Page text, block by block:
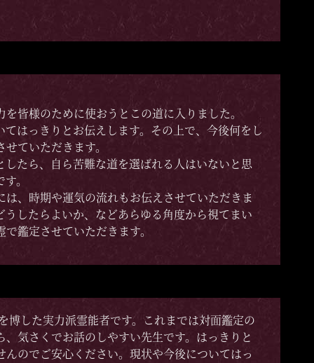
皆様のために使おうとこの道に入りました。
はっきりとお伝えします。その上で、今後何をし
ていただきます。
たら、自ら苦難な道を選ばれる人はいないと思
。
、時期や運気の流れもお伝えさせていただきま
したらよいか、などあらゆる角度から視てまい
鑑定させていただきます。
した実力派霊能者です。これまでは対面鑑定の
気さくでお話のしやすい先生です。はっきりと
のでご安心ください。現状や今後についてはっ